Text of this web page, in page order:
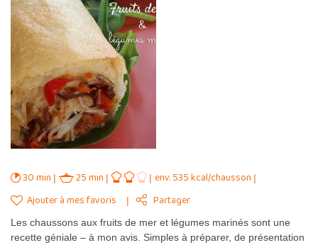
30 min 25 min
env. 535 kcal/chausson
Ajouter à mes favoris
Partager
Les chaussons aux fruits de mer et légumes marinés sont une
recette géniale – à mon avis. Simples à préparer, de présentation